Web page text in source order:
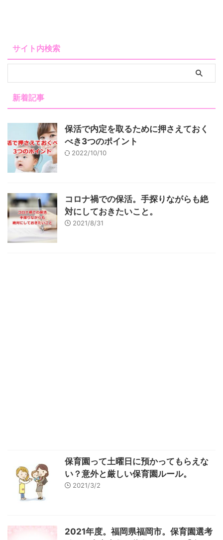
サイト内検索
新着記事
保活で内定を取るために押さえておく
べき3つのポイント
2022/10/10
コロナ禍での保活。手探りながらも絶
対にしておきたいこと。
2021/8/31
保育園って土曜日に預かってもらえな
い？意外と厳しい保育園ルール。
2021/3/2
2021年度。福岡県福岡市。保育園選考